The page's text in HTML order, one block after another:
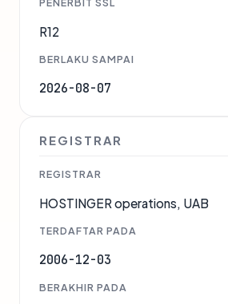
PENERBIT SSL
R12
BERLAKU SAMPAI
2026-08-07
REGISTRAR
REGISTRAR
HOSTINGER operations, UAB
TERDAFTAR PADA
2006-12-03
BERAKHIR PADA